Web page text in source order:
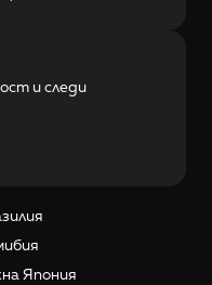
и следи
Япония